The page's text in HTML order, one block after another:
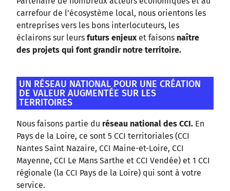
carrefour de l’écosystème local, nous orientons les
entreprises vers les bons interlocuteurs, les
éclairons sur leurs futurs enjeux et faisons naître
des projets qui font grandir notre territoire.
UN RÉSEAU NATIONAL POUR UNE CRÉATION
DE VALEUR AUGMENTÉE SUR LES
TERRITOIRES
Nous faisons partie du réseau national des CCI. En
Pays de la Loire, ce sont 5 CCI territoriales (CCI
Nantes Saint Nazaire, CCI Maine-et-Loire, CCI
Mayenne, CCI Le Mans Sarthe et CCI Vendée) et 1 CCI
régionale (la CCI Pays de la Loire) qui sont à votre
service.